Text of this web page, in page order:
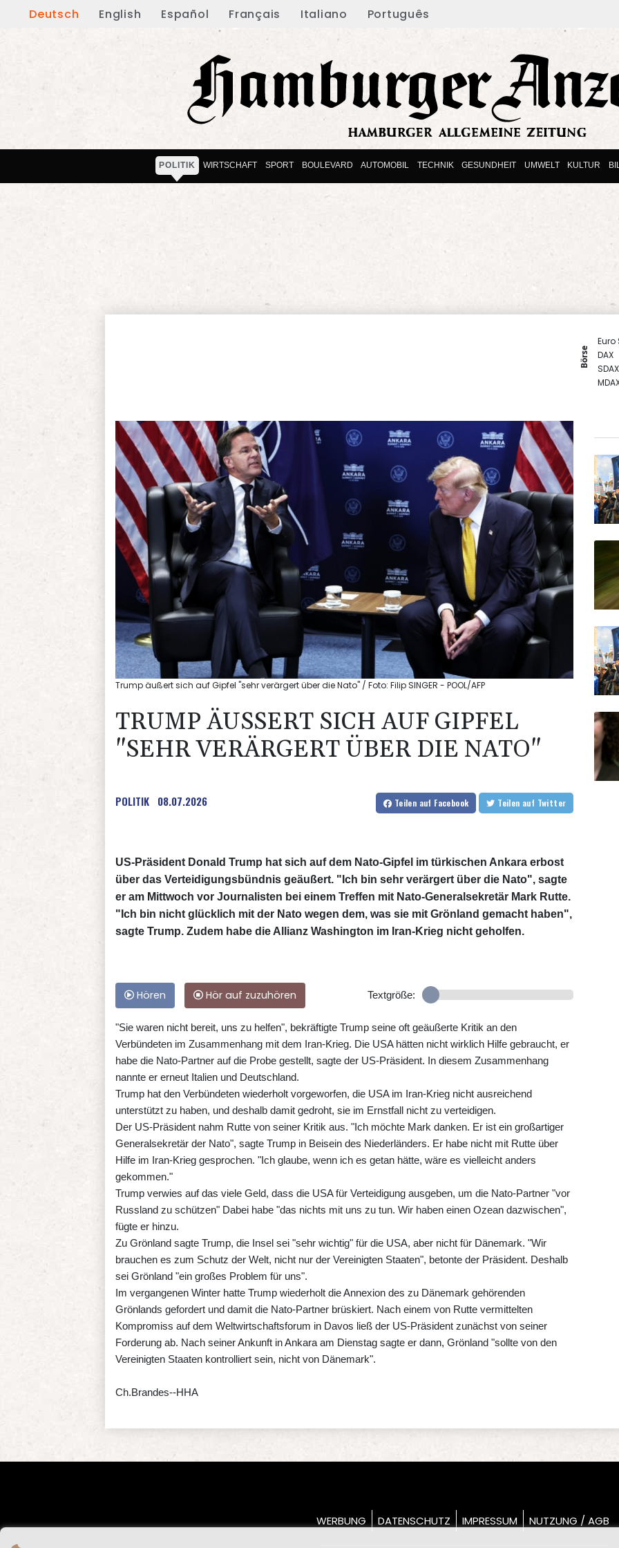
Deutsch English Español Français Italiano Português
POLITIK WIRTSCHAFT SPORT BOULEVARD AUTOMOBIL TECHNIK GESUNDHEIT UMWELT KULTUR
Börse
Euro
DAX
SDAX
Trump äußert sich auf Gipfel "sehr verärgert über die Nato" / Foto: Filip SINGER - POOL/AFP
TRUMP ÄUSSERT SICH AUF GIPFEL "
SEHR VERÄRGERT ÜBER DIE NATO"
POLITIK 08.07.2026 Teilen auf Facebook Teilen auf Twitter
US-Präsident Donald Trump hat sich auf dem Nato-Gipfel im türkischen Ankara erbost
über das Verteidigungsbündnis geäußert. "Ich bin sehr verärgert über die Nato", sagte
er am Mittwoch vor Journalisten bei einem Treffen mit Nato-Generalsekretär Mark Rutte.
"Ich bin nicht glücklich mit der Nato wegen dem, was sie mit Grönland gemacht haben",
sagte Trump. Zudem habe die Allianz Washington im Iran-Krieg nicht geholfen.
Hören Hör auf zuzuhören Textgröße:
"Sie waren nicht bereit, uns zu helfen", bekräftigte Trump seine oft geäußerte Kritik an den
Verbündeten im Zusammenhang mit dem Iran-Krieg. Die USA hätten nicht wirklich Hilfe gebraucht, er
habe die Nato-Partner auf die Probe gestellt, sagte der US-Präsident. In diesem Zusammenhang
nannte er erneut Italien und Deutschland.
Trump hat den Verbündeten wiederholt vorgeworfen, die USA im Iran-Krieg nicht ausreichend
unterstützt zu haben, und deshalb damit gedroht, sie im Ernstfall nicht zu verteidigen.
Der US-Präsident nahm Rutte von seiner Kritik aus. "Ich möchte Mark danken. Er ist ein großartiger
Generalsekretär der Nato", sagte Trump in Beisein des Niederländers. Er habe nicht mit Rutte über
Hilfe im Iran-Krieg gesprochen. "Ich glaube, wenn ich es getan hätte, wäre es vielleicht anders
gekommen."
Trump verwies auf das viele Geld, dass die USA für Verteidigung ausgeben, um die Nato-Partner "vor
Russland zu schützen" Dabei habe "das nichts mit uns zu tun. Wir haben einen Ozean dazwischen",
fügte er hinzu.
Zu Grönland sagte Trump, die Insel sei "sehr wichtig" für die USA, aber nicht für Dänemark. "Wir
brauchen es zum Schutz der Welt, nicht nur der Vereinigten Staaten", betonte der Präsident. Deshalb
sei Grönland "ein großes Problem für uns".
Im vergangenen Winter hatte Trump wiederholt die Annexion des zu Dänemark gehörenden
Grönlands gefordert und damit die Nato-Partner brüskiert. Nach einem von Rutte vermittelten
Kompromiss auf dem Weltwirtschaftsforum in Davos ließ der US-Präsident zunächst von seiner
Forderung ab. Nach seiner Ankunft in Ankara am Dienstag sagte er dann, Grönland "sollte von den
Vereinigten Staaten kontrolliert sein, nicht von Dänemark".
Ch.Brandes--HHA
WERBUNG DATENSCHUTZ IMPRESSUM NUTZUNG / AGB